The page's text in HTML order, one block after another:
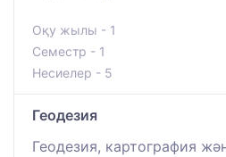
Оқу жылы - 1
Семестр - 1
Несиелер - 5
Геодезия
Геодезия, картография